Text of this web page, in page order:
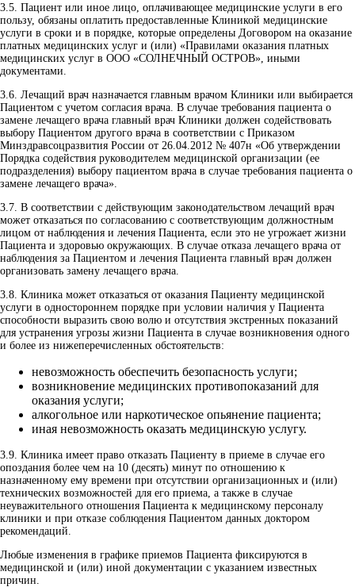
3.5. Пациент или иное лицо, оплачивающее медицинские услуги в его
пользу, обязаны оплатить предоставленные Клиникой медицинские
услуги в сроки и в порядке, которые определены Договором на оказание
платных медицинских услуг и (или) «Правилами оказания платных
медицинских услуг в ООО «СОЛНЕЧНЫЙ ОСТРОВ», иными
документами.
3.6. Лечащий врач назначается главным врачом Клиники или выбирается
Пациентом с учетом согласия врача. В случае требования пациента о
замене лечащего врача главный врач Клиники должен содействовать
выбору Пациентом другого врача в соответствии с Приказом
Минздравсоцразвития России от 26.04.2012 № 407н «Об утверждении
Порядка содействия руководителем медицинской организации (ее
подразделения) выбору пациентом врача в случае требования пациента о
замене лечащего врача».
3.7. В соответствии с действующим законодательством лечащий врач
может отказаться по согласованию с соответствующим должностным
лицом от наблюдения и лечения Пациента, если это не угрожает жизни
Пациента и здоровью окружающих. В случае отказа лечащего врача от
наблюдения за Пациентом и лечения Пациента главный врач должен
организовать замену лечащего врача.
3.8. Клиника может отказаться от оказания Пациенту медицинской
услуги в одностороннем порядке при условии наличия у Пациента
способности выразить свою волю и отсутствия экстренных показаний
для устранения угрозы жизни Пациента в случае возникновения одного
и более из нижеперечисленных обстоятельств:
невозможность обеспечить безопасность услуги;
возникновение медицинских противопоказаний для
оказания услуги;
алкогольное или наркотическое опьянение пациента;
иная невозможность оказать медицинскую услугу.
3.9. Клиника имеет право отказать Пациенту в приеме в случае его
опоздания более чем на 10 (десять) минут по отношению к
назначенному ему времени при отсутствии организационных и (или)
технических возможностей для его приема, а также в случае
неуважительного отношения Пациента к медицинскому персоналу
клиники и при отказе соблюдения Пациентом данных доктором
рекомендаций.
Любые изменения в графике приемов Пациента фиксируются в
медицинской и (или) иной документации с указанием известных
причин.